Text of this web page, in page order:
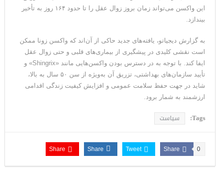
این واکسن می‌تواند زمان بروز زوال عقل را تا حدود ۱۶۴ روز به تأخیر
بیندازد.
به گزارش دیجیاتو، یافته‌های جدید حاکی از آن‌اند که واکسن زونا ممکن
است نقشی کلیدی در پیشگیری از بیماری‌های قلبی و حتی زوال عقل
ایفا کند. با توجه به در دسترس بودن واکسن‌هایی مانند «Shingrix» و
تأیید سازمان‌های بهداشتی، تزریق آن به‌ویژه از سن ۵۰ سال به بالا،
شاید در جهت حفظ سلامت عمومی و افزایش کیفیت زندگی اقدامی
ارزشمند به شمار برود.
Tags: سیاست
Share 0
Tweet
Share
Share